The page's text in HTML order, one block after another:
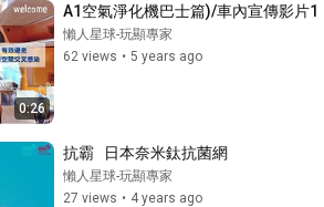
0:26
A1空氣淨化機巴士篇)/車內宣傳影片1
懶人星球-玩顯專家
62 views • 5 years ago
抗霸   日本奈米鈦抗菌網
懶人星球-玩顯專家
27 views • 4 years ago